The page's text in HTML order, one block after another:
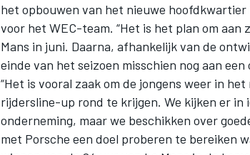
het opbouwen van het nieuwe
voor het WEC-team. “Het is het plan om
Mans in juni. Daarna, afhankelijk van de
einde van het seizoen misschien nog aan
“Het is vooral zaak om de jongens weer in
rijdersline-up rond te krijgen. We kijken er
onderneming, maar we beschikken over
met Porsche een doel proberen te bereiken